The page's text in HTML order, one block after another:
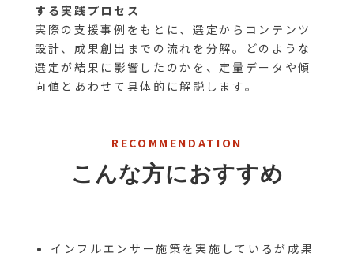
する実践プロセス
実際の支援事例をもとに、選定からコンテンツ
設計、成果創出までの流れを分解。どのような
選定が結果に影響したのかを、定量データや傾
向値とあわせて具体的に解説します。
RECOMMENDATION
こんな方におすすめ
インフルエンサー施策を実施しているが成果